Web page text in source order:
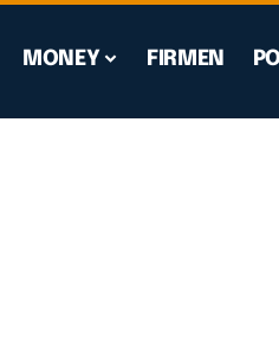
MONEY FIRMEN